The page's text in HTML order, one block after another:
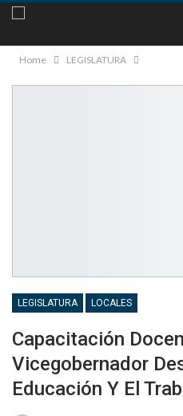
Home LEGISLATURA
LEGISLATURA LOCALES
Capacitación
Vicegobernador
Educación Y El